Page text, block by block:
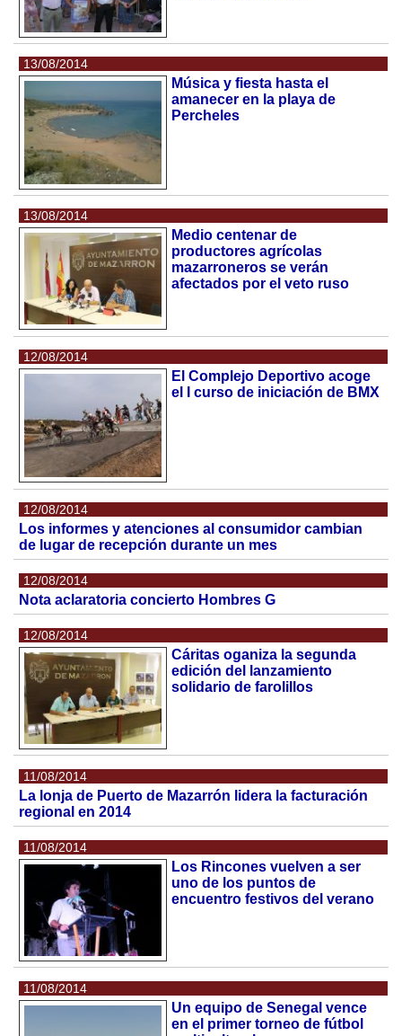
13/08/2014
Música y fiesta hasta el
amanecer en la playa de
Percheles
13/08/2014
Medio centenar de
productores agrícolas
mazarroneros se verán
afectados por el veto ruso
12/08/2014
El Complejo Deportivo acoge
el I curso de iniciación de BMX
12/08/2014
Los informes y atenciones al consumidor cambian
de lugar de recepción durante un mes
12/08/2014
Nota aclaratoria concierto Hombres G
12/08/2014
Cáritas oganiza la segunda
edición del lanzamiento
solidario de farolillos
11/08/2014
La lonja de Puerto de Mazarrón lidera la facturación
regional en 2014
11/08/2014
Los Rincones vuelven a ser
uno de los puntos de
encuentro festivos del verano
11/08/2014
Un equipo de Senegal vence
en el primer torneo de fútbol